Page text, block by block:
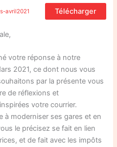
avril2021 Télécharger
votre réponse à notre
2021, ce dont nous vous
par la présente vous
de réflexions et
votre courrier.
à moderniser ses gares et en
le précisez se fait en lien
et de fait avec les impôts